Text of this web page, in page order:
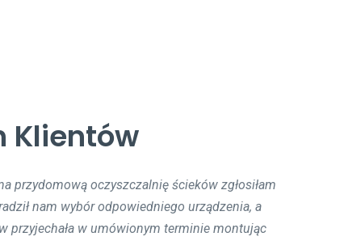
Klientów
Trwał jeden dzień, ekipa montująca
współpracę z firmą MontażOczyszczalni.pl
przydomową oczyszczalnię ścieków zgłosiłam
nam wybór odpowiedniego urządzenia, a
przyjechała w umówionym terminie montując